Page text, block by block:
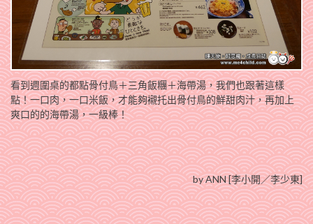
看到週圍桌的都點骨付鳥＋三角飯糰＋海帶湯，我們也跟著這樣
點！一口肉，一口米飯，才能夠襯托出骨付鳥的鮮甜肉汁，再加上
爽口的的海帶湯，一級棒！
by ANN [李小開／李少東]